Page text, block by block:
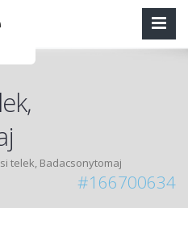
telek, Badacsonytomaj
#166700634